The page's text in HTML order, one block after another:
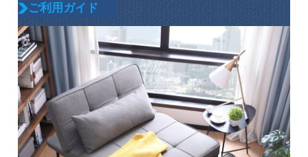
ご利用ガイド